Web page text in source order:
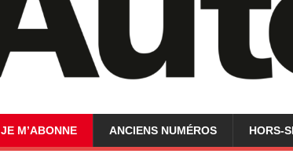
JE M’ABONNE ANCIENS NUMÉROS HORS-